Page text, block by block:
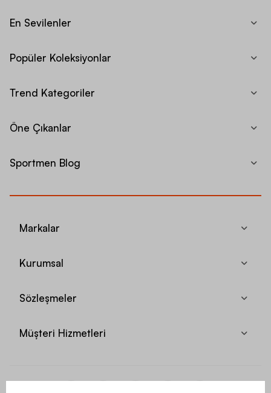
En Sevilenler
Popüler Koleksiyonlar
Trend Kategoriler
Öne Çıkanlar
Sportmen Blog
Markalar
Kurumsal
Sözleşmeler
Müşteri Hizmetleri